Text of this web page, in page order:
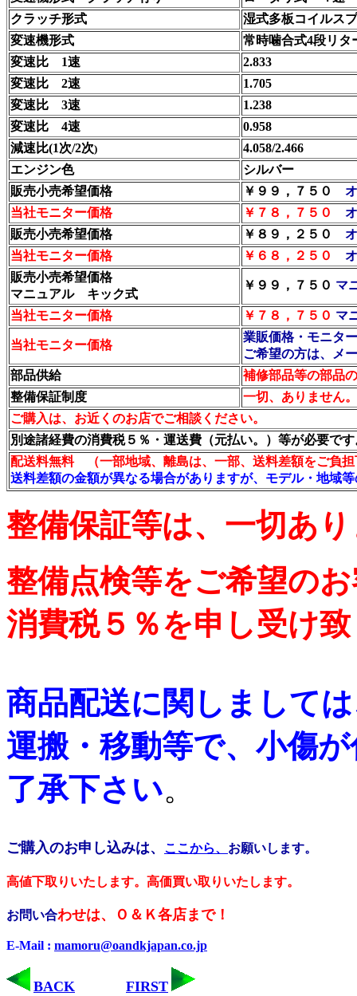
クラッチ形式
湿式多板コイルス
変速機形式
常時噛合式4段リタ
変速比 1速
2.833
変速比 2速
1.705
変速比 3速
1.238
変速比 4速
0.958
減速比(1次/2次)
4.058/2.466
エンジン色
シルバー
販売小売希望価格
￥９９，７５０
当社モニター価格
￥７８，７５０
販売小売希望価格
￥８９，２５０
当社モニター価格
￥６８，２５０
販売小売希望価格
マニュアル キック式
￥９９，７５０ マ
当社モニター価格 ￥ ７８，７５０ マ
当社モニター価格
業販価格・モニタ
ご希望の方は、メ
部品供給
補修部品等の部品
整備保証制度
一切、ありません。
ご購入は、お近くのお店でご相談ください。
別途諸経費の消費税５％・運送費（元払い。）等が必要です
配送料無料 （一部地域、離島は、一部、送料差額をご負担
送料差額の金額が異なる場合がありますが、モデル・地域
整備保証等は、一切あ
整備点検等をご希望の
消費税５％を申し受け
商品配送に関しまして
運搬・移動等で、小傷
了承下さい。
ご購入のお申し込みは、 ここから、 お願いします。
高値下取りいたします。高価買い取りいたします。
お問い合わせは、Ｏ＆Ｋ各店まで！
E-Mail : mamoru@oandkjapan.co.jp
BACK FIRST